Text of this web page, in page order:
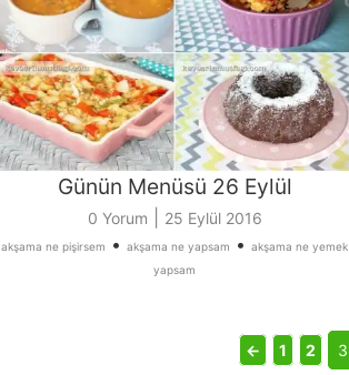
Günün Menüsü 26 Eylül
0 Yorum 25 Eylül 2016
akşama ne pişirsem • akşama ne yapsam • akşama ne yemek
yapsam
← 1 2 3